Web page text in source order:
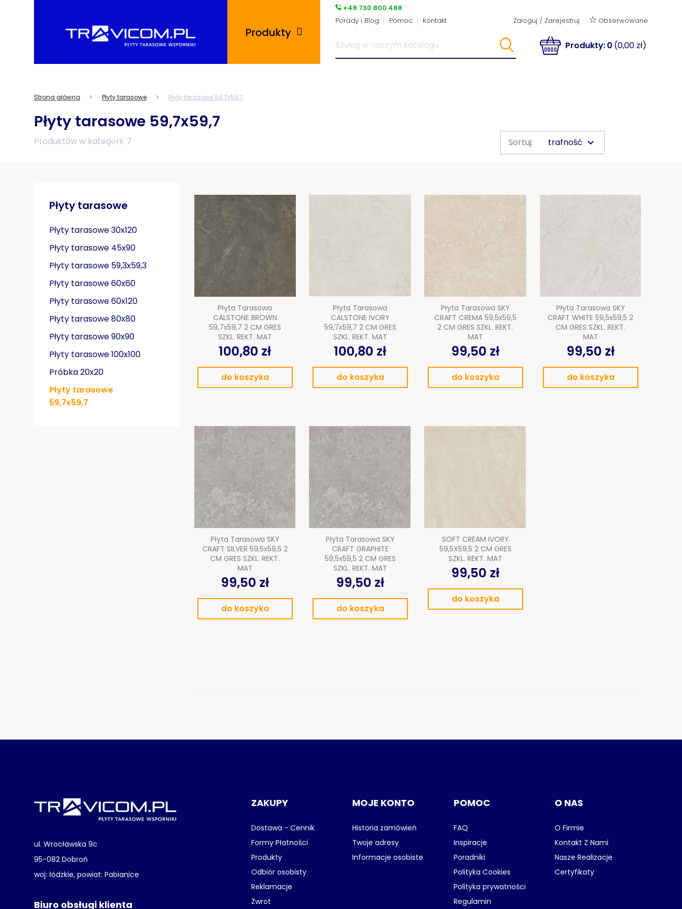
Produkty
Panele winylowe
Kostka brukowa
Sztuczna trawa
Taras wentylowany
Płyty na podjazd
Akcesoria ogrodowe
Meble ogrodowe
drzewny
OUTLET
Porady i Blog Pomoc Kontakt
+48 730 800 488
Zaloguj / Zarejestruj Obserwowane
Produkty:0 (0,00 zł)
Strona główna Płyty tarasowe Płyty tarasowe 59,7x59,7
Płyty tarasowe 59,7x59,7
Produktów w kategorii: 7
Płyty tarasowe
Płyty tarasowe 30x120
Płyty tarasowe 45x90
Płyty tarasowe 59,3x59,3
Płyty tarasowe 60x60
Płyty tarasowe 60x120
Płyty tarasowe 80x80
Płyty tarasowe 90x90
Płyty tarasowe 100x100
Próbka 20x20
Płyty tarasowe
59,7x59,7
Sortuj: trafność keyboard_arrow_down
Płyta Tarasowa
CALSTONE BROWN
59,7x59,7 2 CM GRES
SZKL. REKT. MAT
100,80 zł
do koszyka
Płyta Tarasowa
CALSTONE IVORY
59,7x59,7 2 CM GRES
SZKL. REKT. MAT
100,80 zł
do koszyka
Płyta Tarasowa SKY
CRAFT CREMA 59,5x59,5
2 CM GRES SZKL. REKT.
MAT
99,50 zł
do koszyka
Płyta Tarasowa SKY
CRAFT WHITE 59,5x59,5 2
CM GRES SZKL. REKT.
MAT
99,50 zł
do koszyka
Płyta Tarasowa SKY
CRAFT SILVER 59,5x59,5 2
CM GRES SZKL. REKT.
MAT
99,50 zł
do koszyka
Płyta Tarasowa SKY
CRAFT GRAPHITE
59,5x59,5 2 CM GRES
SZKL. REKT. MAT
99,50 zł
do koszyka
SOFT CREAM IVORY
59,5X59,5 2 CM GRES
SZKL. REKT. MAT
99,50 zł
do koszyka
ul. Wrocławska 9c
95-082 Dobroń
woj: łódzkie, powiat: Pabianice
Biuro obsługi klienta
ZAKUPY
Dostawa - Cennik
Formy Płatności
Produkty
Odbiór osobisty
Reklamacje
Zwrot
MOJE KONTO
Historia zamówień
Twoje adresy
Informacje osobiste
POMOC
FAQ
Inspiracje
Poradniki
Polityka Cookies
Polityka prywatności
Regulamin
O NAS
O Firmie
Kontakt Z Nami
Nasze Realizacje
Certyfikaty